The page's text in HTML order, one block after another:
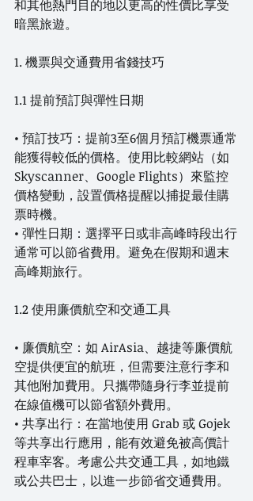
和其他熱門目的地以更高的性價比享受
暗黑旅遊。
1. 機票與交通費用省錢技巧
1.1 提前預訂與彈性日期
• 預訂技巧：提前3至6個月預訂機票通常
能獲得較低的價格。使用比較網站（如
Skyscanner、Google Flights）來監控
價格變動，設置價格提醒以捕捉最佳購
票時機。
• 彈性日期：選擇平日或非高峰時段出行
通常可以節省費用。避免在假期和週末
高峰期旅行。
1.2 使用廉價航空和交通工具
• 廉價航空：如 AirAsia、越捷等廉價航
空提供便宜的航班，但需要注意行李和
其他附加費用。只攜帶隨身行李並提前
在線值機可以節省額外費用。
• 共享出行：在當地使用 Grab 或 Gojek
等共享出行應用，能有效避免被高價計
程車宰客。考慮公共交通工具，如地鐵
或公共巴士，以進一步節省交通費用。